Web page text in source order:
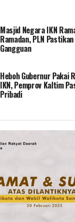
Masjid Negara IKN
Ramadan, PLN
Gangguan
Heboh Gubernur Pakai
IKN, Pemprov Kaltim
Pribadi